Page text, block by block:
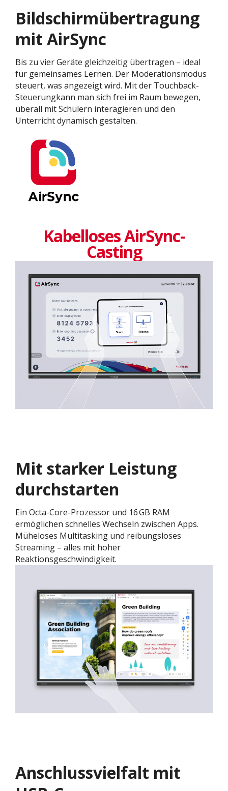
Bildschirmübertragung
mit AirSync
Bis zu vier Geräte gleichzeitig übertragen – ideal
für gemeinsames Lernen. Der Moderationsmodus
steuert, was angezeigt wird. Mit der Touchback-
Steuerungkann man sich frei im Raum bewegen,
überall mit Schülern interagieren und den
Unterricht dynamisch gestalten.
Kabelloses AirSync-
Casting
Mit starker Leistung
durchstarten
Ein Octa-Core-Prozessor und 16 GB RAM
ermöglichen schnelles Wechseln zwischen Apps.
Müheloses Multitasking und reibungsloses
Streaming – alles mit hoher
Reaktionsgeschwindigkeit.
Anschlussvielfalt mit